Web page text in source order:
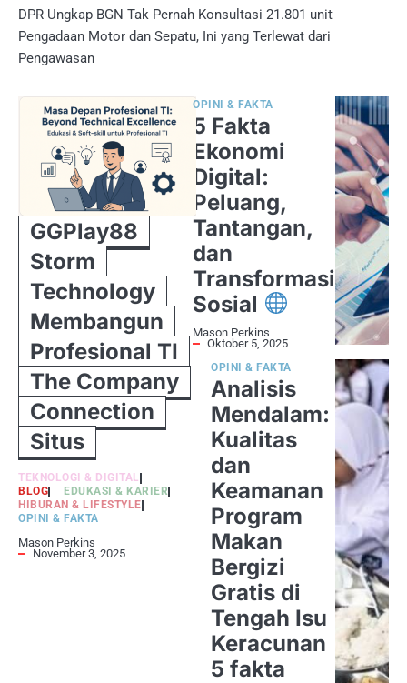
DPR Ungkap BGN Tak Pernah Konsultasi 21.801 unit
Pengadaan Motor dan Sepatu, Ini yang Terlewat dari
Pengawasan
GGPlay88
Storm
Technology
Membangun
Profesional TI
The Company
Connection
Situs
TEKNOLOGI & DIGITAL
BLOG
EDUKASI & KARIER
HIBURAN & LIFESTYLE
OPINI & FAKTA
Mason Perkins
November 3, 2025
5 Fakta
Ekonomi
Digital:
Peluang,
Tantangan,
dan
Transformasi
Sosial
OPINI & FAKTA
Mason Perkins
Oktober 5, 2025
Analisis
Mendalam:
Kualitas
dan
Keamanan
Program
Makan
Bergizi
Gratis di
Tengah Isu
Keracunan
5 fakta
OPINI & FAKTA